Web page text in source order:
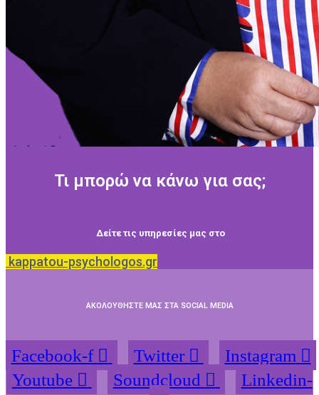
Τι μπορώ να κάνω για σας;
Δείτε τις υπηρεσίες μας στο
kappatou-psychologos.gr
ΑΚΟΛΟΥΘΗΣΤΕ ΜΑΣ ΣΤΑ SOCIAL MEDIA
Facebook-f Twitter
Instagram
Youtube
Soundcloud
Linkedin-